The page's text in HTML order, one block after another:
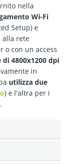
nella
Wi-Fi
Setup) e
alla rete
o con un access
4800x1200 dpi
in
utilizza due
) e l'altra per i